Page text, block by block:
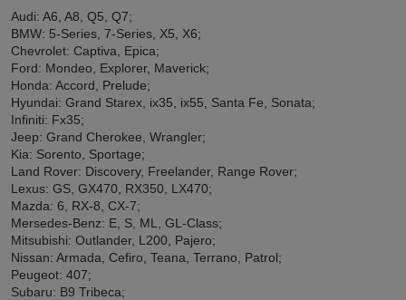
Audi: A6, A8, Q5, Q7;
BMW: 5-Series, 7-Series, X5, X6;
Chevrolet: Captiva, Epica;
Ford: Mondeo, Explorer, Maverick;
Honda: Accord, Prelude;
Hyundai: Grand Starex, ix35, ix55, Santa Fe, Sonata;
Infiniti: Fx35;
Jeep: Grand Cherokee, Wrangler;
Kia: Sorento, Sportage;
Land Rover: Discovery, Freelander, Range Rover;
Lexus: GS, GX470, RX350, LX470;
Mazda: 6, RX-8, CX-7;
Mersedes-Benz: E, S, ML, GL-Class;
Mitsubishi: Outlander, L200, Pajero;
Nissan: Armada, Cefiro, Teana, Terrano, Patrol;
Peugeot: 407;
Subaru: B9 Tribeca;